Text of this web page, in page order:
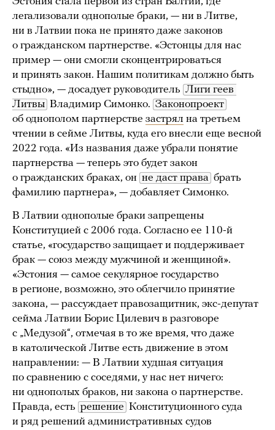
легализовали однополые браки, — ни в Литве,
ни в Латвии пока не принято даже законов
о гражданском партнерстве. «Эстонцы для нас
пример — они смогли сконцентрироваться
и принять закон. Нашим политикам должно быть
стыдно», — досадует руководитель Лиги геев
Литвы Владимир Симонко. Законопроект
об однополом партнерстве застрял на третьем
чтении в сейме Литвы, куда его внесли еще весной
2022 года. «Из названия даже убрали понятие
партнерства — теперь это будет закон
о гражданских браках, он не даст права брать
фамилию партнера», — добавляет Симонко.
В Латвии однополые браки запрещены
Конституцией с 2006 года. Согласно ее 110-й
статье, «государство защищает и поддерживает
брак — союз между мужчиной и женщиной».
«Эстония — самое секулярное государство
в регионе, возможно, это облегчило принятие
закона, — рассуждает правозащитник, экс-депутат
сейма Латвии Борис Цилевич в разговоре
с „Медузой“, отмечая в то же время, что даже
в католической Литве есть движение в этом
направлении: — В Латвии худшая ситуация
по сравнению с соседями, у нас нет ничего:
ни однополых браков, ни закона о партнерстве.
Правда, есть решение Конституционного суда
и ряд решений административных судов